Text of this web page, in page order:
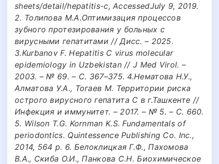
sheets/detail/hepatitis-c, AccessedJuly 9, 2019.
2. Толипова М.А.Оптимизация процессов
зубного протезирования у больных с
вирусными гепатитами // Дисс. – 2025.
3.Kurbanov F. Hepatitis C virus molecular
epidemiology in Uzbekistan // J Med Virol. –
2003. – № 69. – С. 367–375. 4.Нематова Н.У.,
Алматова У.А., Тогаев М. Территории риска
острого вирусного гепатита С в г.Ташкенте //
Инфекция и иммунитет. – 2017. – № 5. – С. 660.
5. Wilson T.G. Kornman K.S. Fundamentals of
periodontics. Quintessence Publishing Co. Inc.,
2014, 564 p. 6. Белоклицкая Г.Ф., Пахомова
В.А., Скиба О.И., Панкова С.Н. Биохимическое